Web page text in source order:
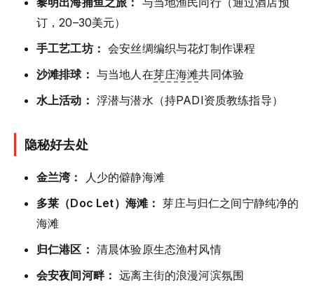
订，20–30美元）
手工艺工坊： 会安丝绸编织与花灯制作课程
沙滩排球： 与当地人在芽庄海滩共同体验
水上活动： 浮潜与潜水（持PADI资质教练指导）
隐秘好去处
金兰湾：
人少的僻静海滩
多莱（Doc Let）海滩： 芽庄与归仁之间宁静纯净的
海滩
归仁港区： 清晨体验原生态渔村风情
会安夜间河畔： 远离主街的浪漫河滨氛围